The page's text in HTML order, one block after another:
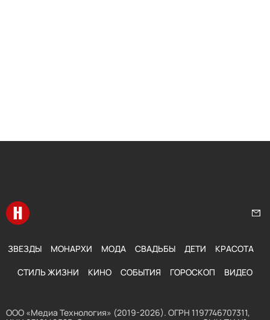
Перейти на главную
ЗВЕЗДЫ МОНАРХИ МОДА СВАДЬБЫ ДЕТИ КРАСОТА
СТИЛЬ ЖИЗНИ КИНО СОБЫТИЯ ГОРОСКОП ВИДЕО
ООО «Медиа Технология» (2019-2026). ОГРН 1197746707311,